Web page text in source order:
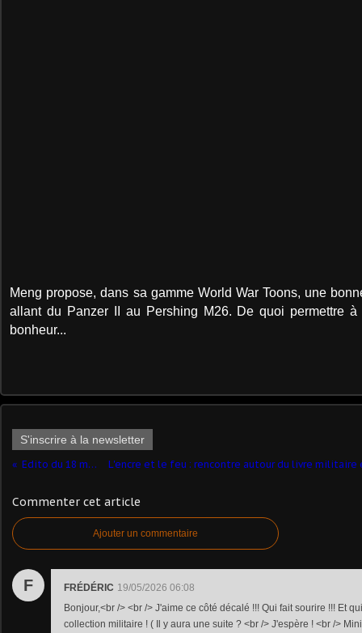
Meng propose, dans sa gamme World War Toons, une
allant du Panzer II au Pershing M26. De quoi permettre à
bonheur...
S'inscrire à la newsletter
Edito du 18 mai 2026
Commenter cet article
Ajouter un commentaire
F FRÉDÉRIC 19/05/2026 06:08
Bonjour,<br /> <br /> J'aime ce côté décalé !!! Qui fait sourire !!! Et
collection militaire ! ( Il y aura une suite ? <br /> J'espère ! <br />